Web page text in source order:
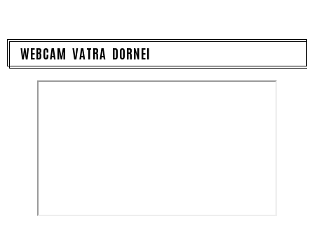
WEBCAM VATRA DORNEI